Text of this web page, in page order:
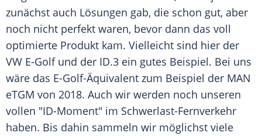
zunächst auch Lösungen gab, die schon gut, aber
noch nicht perfekt waren, bevor dann das voll
optimierte Produkt kam. Vielleicht sind hier der
VW E-Golfund der ID.3 ein gutes Beispiel. Bei uns
wäre das E-Golf-Äquivalent zum Beispiel der MAN
eTGM von 2018. Auch wir werden noch unseren
vollen "ID-Moment" im Schwerlast-Fernverkehr
haben. Bis dahin sammeln wir möglichst viele